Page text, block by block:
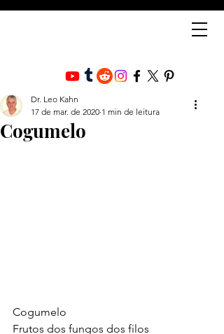
Cogumelo
Dr. Leo Kahn
17 de mar. de 2020 1 min de leitura
Cogumelo
Frutos dos fungos dos filos